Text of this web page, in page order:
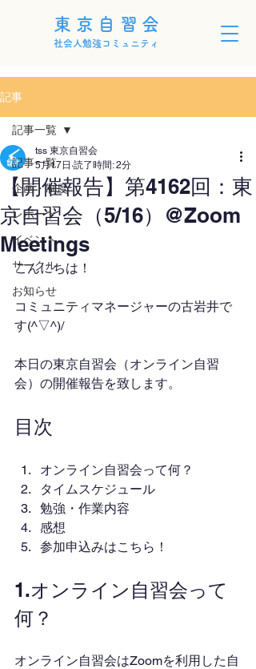
東京自習会
社会人勉強コミュニティ
記事
記事一覧
企画・制度
レポート
イベント
サークル
お知らせ
記事一覧
【開催報告】第4162回：東
京自習会（5/16）@Zoom
Meetings
tss 東京自習会
5月17日 読了時間: 2分
こんにちは！
コミュニティマネージャーの古岩井で
す(^▽^)/
本日の東京自習会（オンライン自習
会）の開催報告を致します。
目次
オンライン自習会って何？
タイムスケジュール
勉強・作業内容
感想
参加申込みはこちら！
1.オンライン自習会って
何？
オンライン自習会はZoomを利用した自